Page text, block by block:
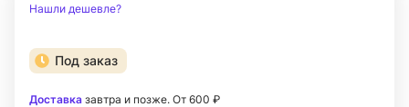
Нашли дешевле?
Под заказ
Доставка завтра и позже. От 600 ₽